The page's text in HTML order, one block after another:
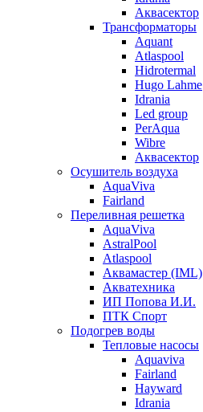
Аквасектор
Трансформаторы
Aquant
Atlaspool
Hidrotermal
Hugo Lahme
Idrania
Led group
PerAqua
Wibre
Аквасектор
Осушитель воздуха
AquaViva
Fairland
Переливная решетка
AquaViva
AstralPool
Atlaspool
Аквамастер (IML)
Акватехника
ИП Попова И.И.
ПТК Спорт
Подогрев воды
Тепловые насосы
Aquaviva
Fairland
Hayward
Idrania